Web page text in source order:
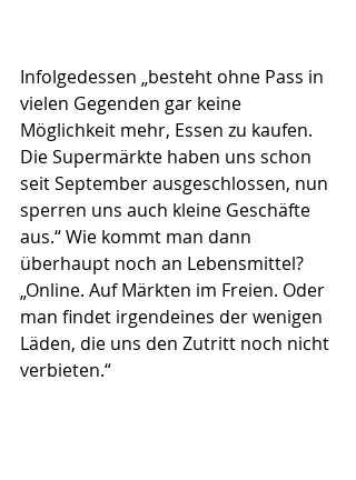
Infolgedessen „besteht ohne Pass in
vielen Gegenden gar keine
Möglichkeit mehr, Essen zu kaufen.
Die Supermärkte haben uns schon
seit September ausgeschlossen, nun
sperren uns auch kleine Geschäfte
aus.“ Wie kommt man dann
überhaupt noch an Lebensmittel?
„Online. Auf Märkten im Freien. Oder
man findet irgendeines der wenigen
Läden, die uns den Zutritt noch nicht
verbieten.“